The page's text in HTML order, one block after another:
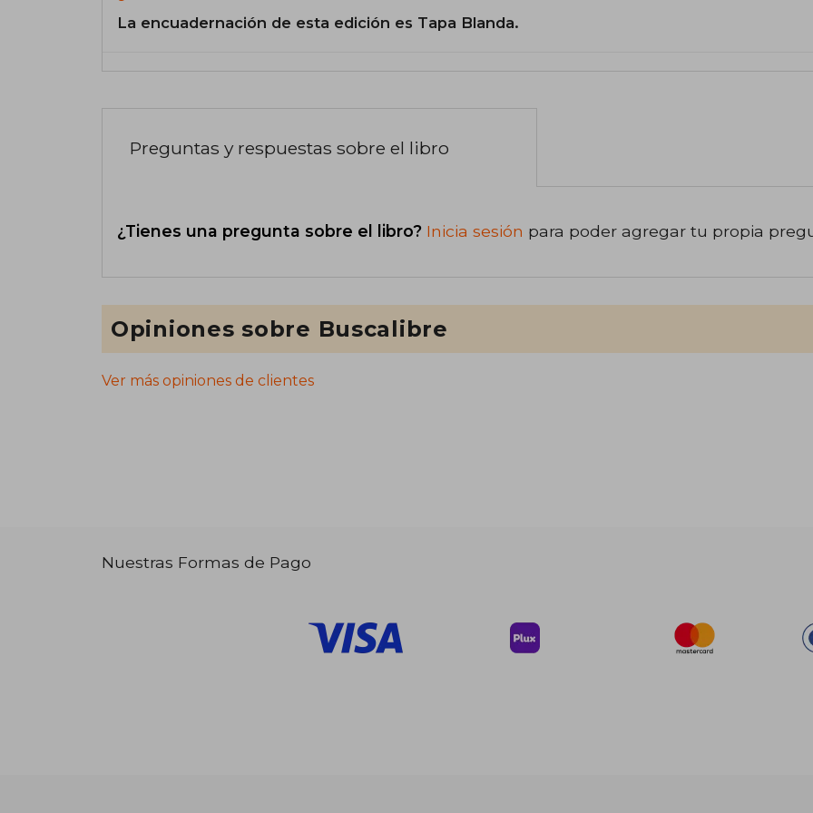
La encuadernación de esta edición es Tapa Blanda.
Preguntas y respuestas sobre el libro
¿Tienes una pregunta sobre el libro? Inicia sesión para poder agregar tu propia
Opiniones sobre Buscalibre
Ver más opiniones de clientes
Nuestras Formas de Pago